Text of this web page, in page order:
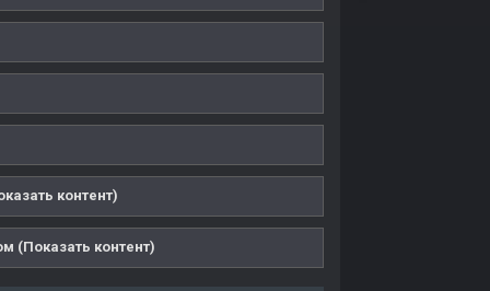
контент)
(Показать контент)